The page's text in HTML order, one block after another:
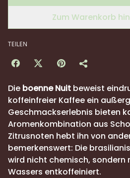
Zum Warenkorb
TEILEN
Die boenne Nuit beweist
koffeinfreier Kaffee ein
Geschmackserlebnis bieten
Aromenkombination aus
Zitrusnoten hebt ihn von
bemerkenswert: Die
wird nicht chemisch, sondern
Wassers entkoffeiniert.